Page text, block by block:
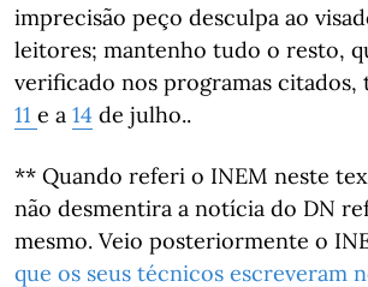
imprecisão peço desculpa ao
leitores; mantenho tudo o resto,
verificado nos programas citados,
11 e a 14 de julho..
** Quando referi o INEM neste
não desmentira a notícia do DN
mesmo. Veio posteriormente o
que os seus técnicos escreveram